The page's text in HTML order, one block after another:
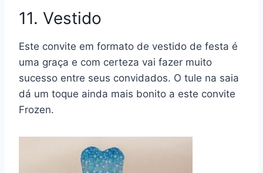
11. Vestido
Este convite em formato de vestido de festa é
uma graça e com certeza vai fazer muito
sucesso entre seus convidados. O tule na saia
dá um toque ainda mais bonito a este convite
Frozen.